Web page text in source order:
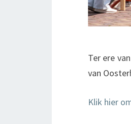
Ter ere
van
Klik hier